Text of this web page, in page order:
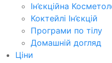
Ін’єкційна
Коктейлі Ін’єкцій
Програми по тілу
Домашній догляд
Ціни